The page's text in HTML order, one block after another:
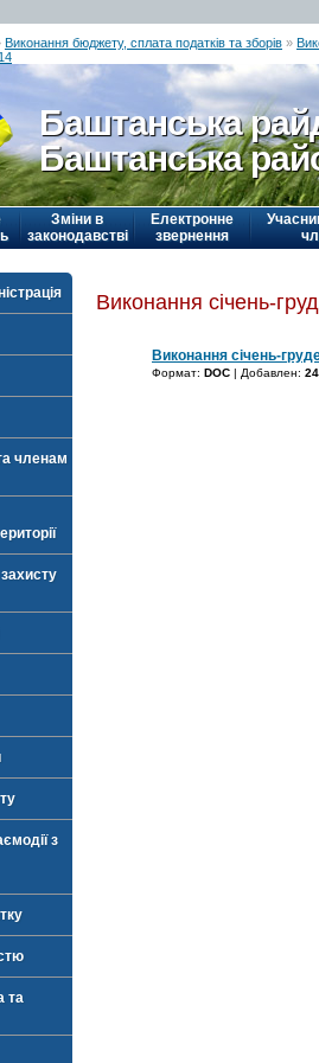
Виконання бюджету, сплата податків та зборів »
Баштанська
Баштанська
Зміни в
законодавстві
Електронне
звернення
членам
з
та
Виконання січень-
Виконання січень-
Формат: DOC | Добавлен: